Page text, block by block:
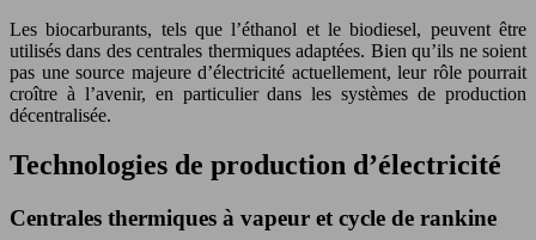
Les biocarburants, tels que l’éthanol et le biodiesel, peuvent être
utilisés dans des centrales thermiques adaptées. Bien qu’ils ne soient
pas une source majeure d’électricité actuellement, leur rôle pourrait
croître à l’avenir, en particulier dans les systèmes de production
décentralisée.
Technologies de production d’électricité
Centrales thermiques à vapeur et cycle de rankine